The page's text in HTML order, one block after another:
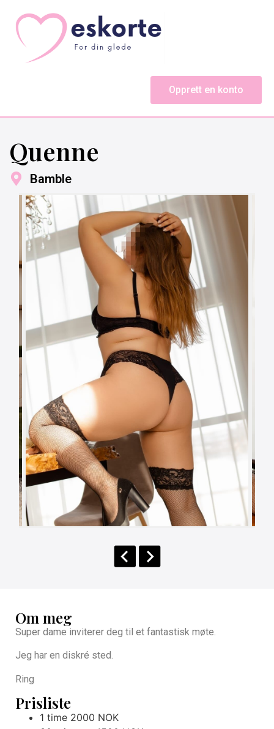
Opprett en konto
Quenne
Bamble
Om meg
Super dame inviterer deg til et fantastisk møte.
Jeg har en diskré sted.
Ring
Prisliste
1 time 2000 NOK